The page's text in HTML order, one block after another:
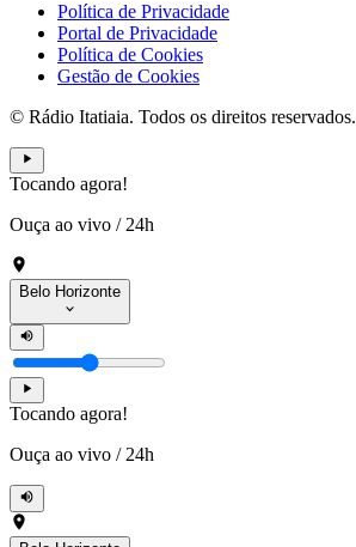
Política de Privacidade
Portal de Privacidade
Política de Cookies
Gestão de Cookies
© Rádio Itatiaia. Todos os direitos reservados.
Tocando agora!
Ouça ao vivo / 24h
Belo Horizonte
Tocando agora!
Ouça ao vivo / 24h